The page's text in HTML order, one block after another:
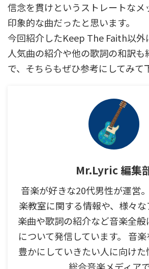
信念を貫けというストレートなメ
印象的な曲だったと思います。
今回紹介したKeep The Faith以外
人気曲の紹介や他の歌詞の和訳も
で、そちらもぜひ参考にしてみて
Mr.Lyric 編集
音楽が好きな20代男性が運営
楽教室に関する情報や、様々
楽曲や歌詞の紹介など音楽全
について発信しています。 音
豊かにしていきたい人に向けた